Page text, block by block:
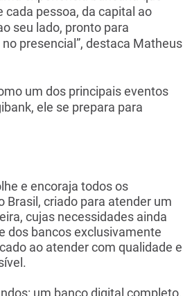
cada pessoa, da capital ao
seu lado, pronto para
presencial”, destaca Matheus
um dos principais eventos
ele se prepara para
e encoraja todos os
Brasil, criado para atender um
cujas necessidades ainda
dos bancos exclusivamente
ao atender com qualidade e
um banco digital completo,